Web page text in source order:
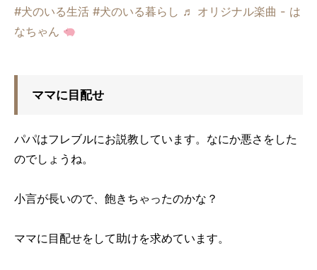
#犬のいる生活 #犬のいる暮らし ♬ オリジナル楽曲 - は
なちゃん
ママに目配せ
パパはフレブルにお説教しています。なにか悪さをした
のでしょうね。
小言が長いので、飽きちゃったのかな？
ママに目配せをして助けを求めています。